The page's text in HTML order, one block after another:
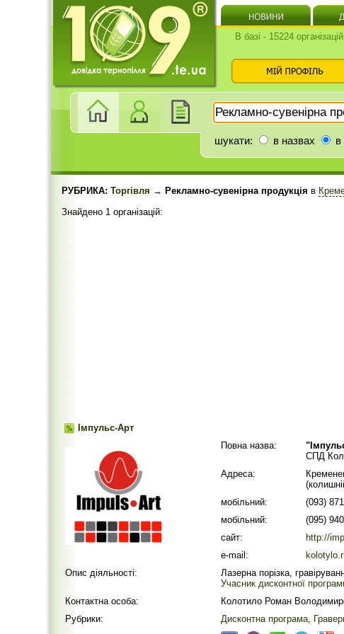
В базі - 15224
шукати: в назвах в
РУБРИКА: Торгівля → Рекламно-сувенірна продукція в
Знайдено 1 організацій:
Імпульс-Арт
Повна назва:
СПД
Адреса:
мобільний:
(093)
мобільний:
(095)
сайт:
http://
e-mail:
Опис діяльності:
Лазерна порізка,
Учасник дисконтної
Контактна особа:
Колотило Роман
Рубрики:
Дисконтна програма,